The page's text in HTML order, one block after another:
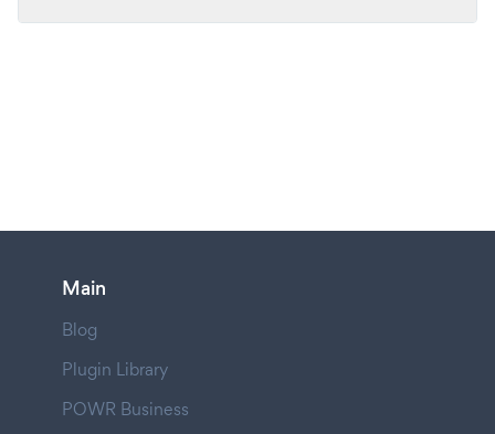
Main
Blog
Plugin Library
POWR Business